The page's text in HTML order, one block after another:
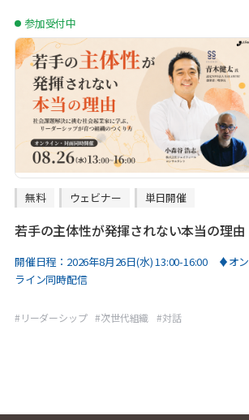
参加受付中
無料 ウェビナー 単日開催
若手の主体性が発揮されない本当の理由
開催日程： 2026年8月26日(水) 13:00-16:00 ♦オン
ライン同時配信
# リーダーシップ #次世代組織 #対話